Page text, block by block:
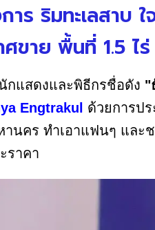
ร ริมทะเลสาบ
าย พื้นที่ 1.5 ไร่
แสดงและพิธีกรชื่อดัง "
Engtrakul
ด้วยการป
นคร ทำเอาแฟนๆ และ
ราคา